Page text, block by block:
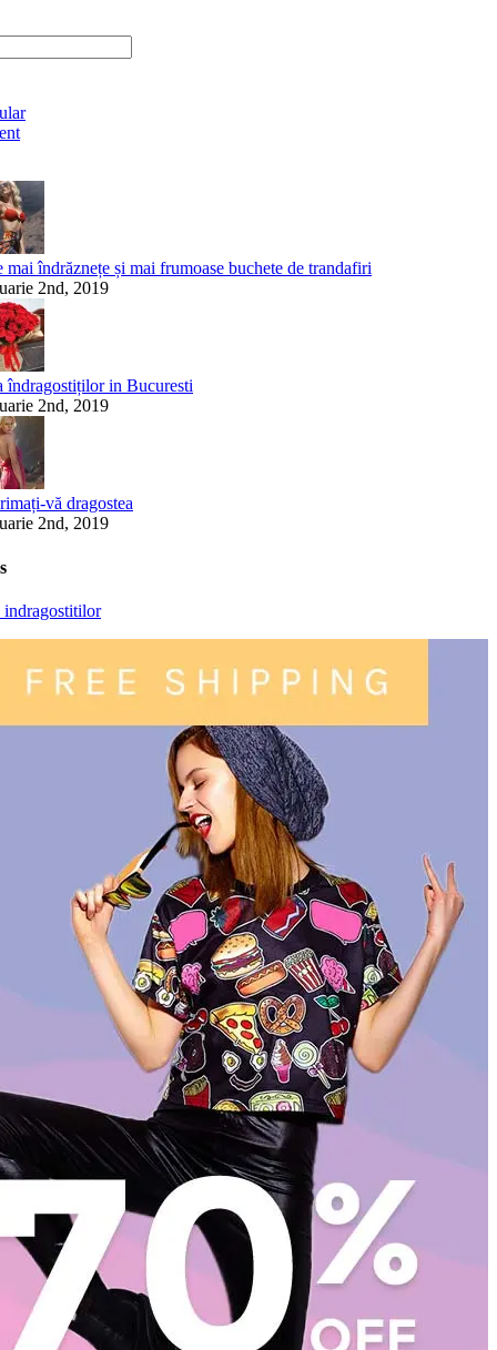
mai îndrăznețe și mai frumoase buchete de trandafiri
2nd, 2019
îndragostiților in Bucuresti
2nd, 2019
vă dragostea
2nd, 2019
indragostitilor